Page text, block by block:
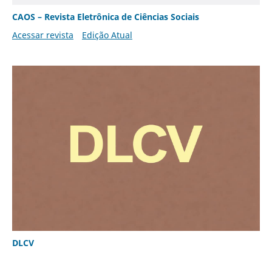
CAOS – Revista Eletrônica de Ciências Sociais
Acessar revista
Edição Atual
DLCV